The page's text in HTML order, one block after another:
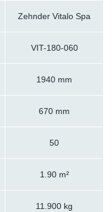
Zehnder Vitalo Spa
VIT-180-060
1940 mm
670 mm
50
1.90 m²
11.900 kg